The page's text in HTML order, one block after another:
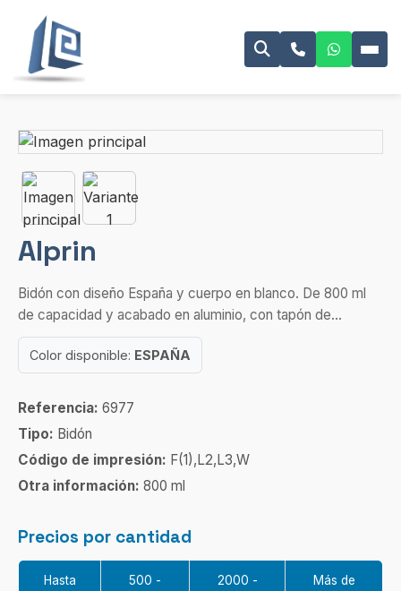
Alprin
Bidón con diseño España y cuerpo en blanco. De 800 ml
de capacidad y acabado en aluminio, con tapón de...
Color disponible: ESPAÑA
Referencia: 6977
Tipo: Bidón
Código de impresión: F(1),L2,L3,W
Otra información: 800 ml
Precios por cantidad
Hasta
500 -
2000 -
Más de